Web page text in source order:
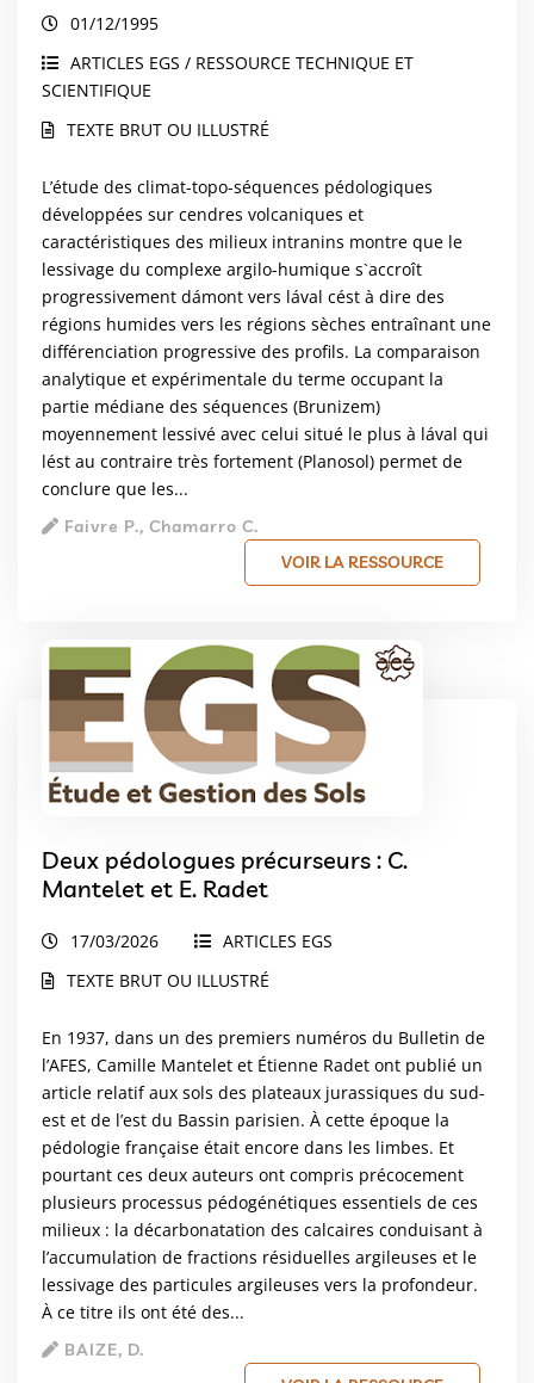
01/12/1995
ARTICLES EGS / RESSOURCE TECHNIQUE ET
SCIENTIFIQUE
TEXTE BRUT OU ILLUSTRÉ
L’étude des climat-topo-séquences pédologiques
développées sur cendres volcaniques et
caractéristiques des milieux intranins montre que le
lessivage du complexe argilo-humique s`accroît
progressivement dámont vers lával cést à dire des
régions humides vers les régions sèches entraînant une
différenciation progressive des profils. La comparaison
analytique et expérimentale du terme occupant la
partie médiane des séquences (Brunizem)
moyennement lessivé avec celui situé le plus à lával qui
lést au contraire très fortement (Planosol) permet de
conclure que les...
Faivre P., Chamarro C.
VOIR LA RESSOURCE
Deux pédologues précurseurs : C.
Mantelet et E. Radet
17/03/2026
ARTICLES EGS
TEXTE BRUT OU ILLUSTRÉ
En 1937, dans un des premiers numéros du Bulletin de
l’AFES, Camille Mantelet et Étienne Radet ont publié un
article relatif aux sols des plateaux jurassiques du sud-
est et de l’est du Bassin parisien. À cette époque la
pédologie française était encore dans les limbes. Et
pourtant ces deux auteurs ont compris précocement
plusieurs processus pédogénétiques essentiels de ces
milieux : la décarbonatation des calcaires conduisant à
l’accumulation de fractions résiduelles argileuses et le
lessivage des particules argileuses vers la profondeur.
À ce titre ils ont été des...
BAIZE, D.